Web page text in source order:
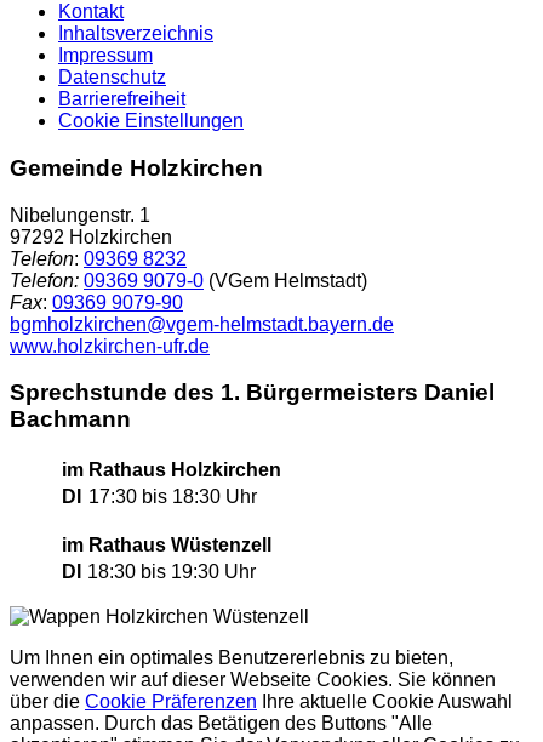
Kontakt
Inhaltsverzeichnis
Impressum
Datenschutz
Barrierefreiheit
Cookie Einstellungen
Gemeinde Holzkirchen
Nibelungenstr. 1
97292 Holzkirchen
Telefon: 09369 8232
Telefon: 09369 9079-0 (VGem Helmstadt)
Fax: 09369 9079-90
bgmholzkirchen@vgem-helmstadt.bayern.de
www.holzkirchen-ufr.de
Sprechstunde des 1. Bürgermeisters Daniel
Bachmann
im Rathaus Holzkirchen
DI
17:30 bis 18:30 Uhr
im Rathaus Wüstenzell
DI
18:30 bis 19:30 Uhr
Um Ihnen ein optimales Benutzererlebnis zu bieten,
verwenden wir auf dieser Webseite Cookies. Sie können
über die Cookie Präferenzen Ihre aktuelle Cookie Auswahl
anpassen. Durch das Betätigen des Buttons "Alle